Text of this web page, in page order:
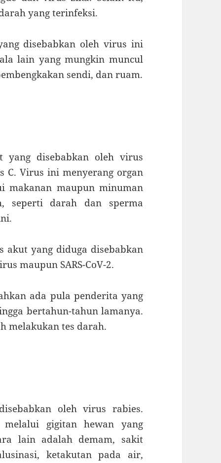
yang terinfeksi.
disebabkan oleh virus ini
lain yang mungkin muncul
sendi, dan ruam.
yang disebabkan oleh virus
C. Virus ini menyerang organ
makanan maupun minuman
seperti darah dan sperma
yang diduga disebabkan
maupun SARS-CoV-2.
ada pula penderita yang
bertahun-tahun lamanya.
melakukan tes darah.
oleh virus rabies.
gigitan hewan yang
lain adalah demam, sakit
ketakutan pada air,